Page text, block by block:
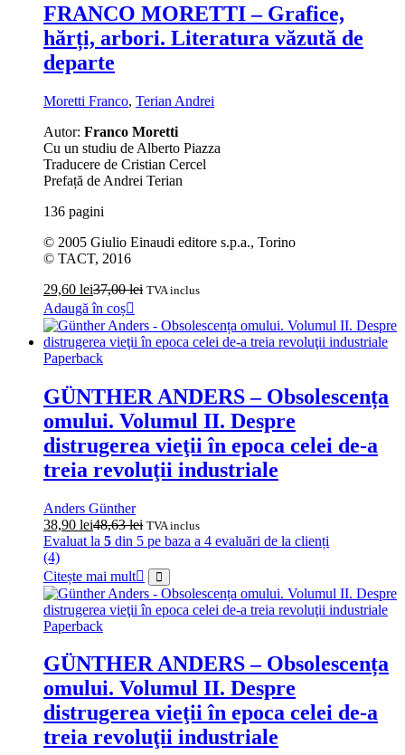
FRANCO MORETTI – Grafice,
hărți, arbori. Literatura văzută de
departe
Moretti Franco, Terian Andrei
Autor: Franco Moretti
Cu un studiu de Alberto Piazza
Traducere de Cristian Cercel
Prefață de Andrei Terian
136 pagini
© 2005 Giulio Einaudi editore s.p.a., Torino
© TACT, 2016
29,60 lei37,00lei TVA inclus
Adaugă în coș
Paperback
GÜNTHER ANDERS – Obsolescența
omului. Volumul II. Despre
distrugerea vieţii în epoca celei de-a
treia revoluţii industriale
Anders Günther
38,90 lei48,63lei TVA inclus
Evaluat la 5 din 5 pe baza a 4 evaluări de la clienți
(4)
Citește mai mult
Paperback
GÜNTHER ANDERS – Obsolescența
omului. Volumul II. Despre
distrugerea vieţii în epoca celei de-a
treia revoluţii industriale